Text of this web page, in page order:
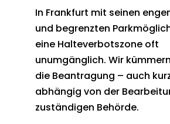
In Frankfurt mit seinen
und begrenzten
eine Halteverbotszone oft
unumgänglich. Wir
die Beantragung – auch
abhängig von der
zuständigen Behörde.